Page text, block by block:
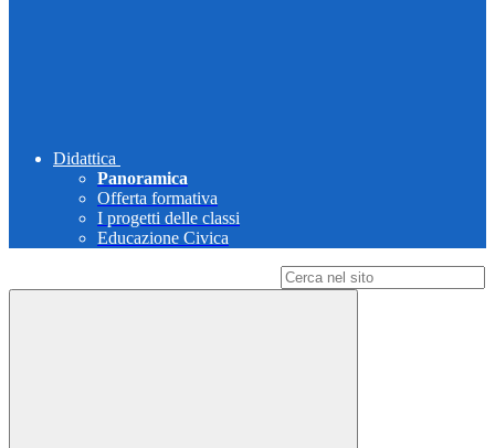
Didattica
Panoramica
Offerta formativa
I progetti delle classi
Educazione Civica